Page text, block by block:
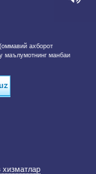
ахборот
маълумотнинг манбаи
хизматлар